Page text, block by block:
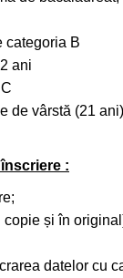
categoria B
ani
de vârstă (21
:
și în
datelor cu